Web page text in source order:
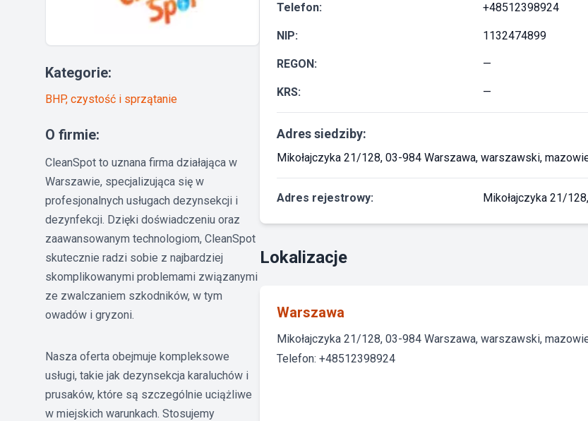
Kategorie:
BHP, czystość i sprzątanie
O firmie:
CleanSpot to uznana firma działająca w
Warszawie, specjalizująca się w
profesjonalnych usługach dezynsekcji i
dezynfekcji. Dzięki doświadczeniu oraz
zaawansowanym technologiom, CleanSpot
skutecznie radzi sobie z najbardziej
skomplikowanymi problemami związanymi
ze zwalczaniem szkodników, w tym
owadów i gryzoni.
Nasza oferta obejmuje kompleksowe
usługi, takie jak dezynsekcja karaluchów i
prusaków, które są szczególnie uciążliwe
w miejskich warunkach. Stosujemy
Telefon: +48512398924
NIP: 1132474899
REGON: —
KRS: —
Adres siedziby:
Mikołajczyka 21/128, 03-984 Warszawa, warszawski,
Adres rejestrowy: Mikołajczyka 21/
Lokalizacje
Warszawa
Mikołajczyka 21/128, 03-984 Warszawa, warszawski,
Telefon: +48512398924